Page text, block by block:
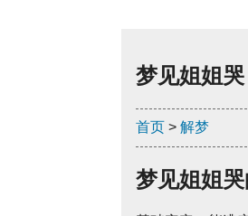
梦见姐姐
首页 > 解梦
梦见姐姐